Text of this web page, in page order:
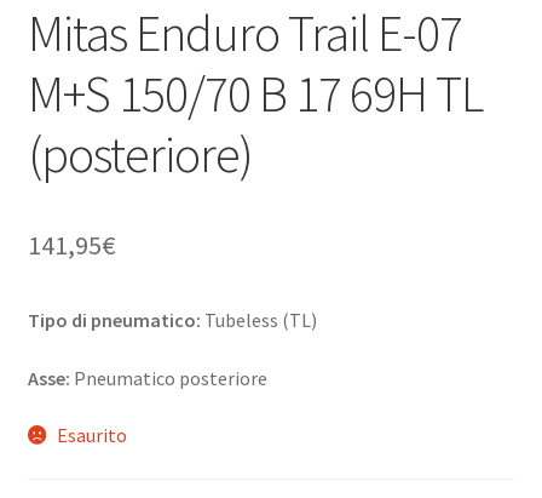
Mitas Enduro Trail E-07
M+S 150/70 B 17 69H TL
(posteriore)
141,95€
Tipo di pneumatico: Tubeless (TL)
Asse: Pneumatico posteriore
Esaurito